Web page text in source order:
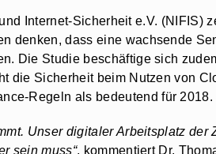
Internet-Sicherheit e.V. (NIFIS)
denken, dass eine wachsende
Die Studie beschäftige sich
die Sicherheit beim Nutzen von
Regeln als bedeutend für 2018.
Unser digitaler Arbeitsplatz der
sein muss“, kommentiert Dr.